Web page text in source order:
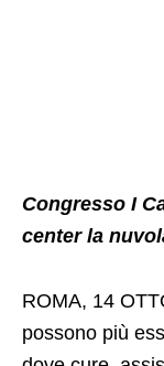
Congresso I
center la
ROMA, 14
possono più